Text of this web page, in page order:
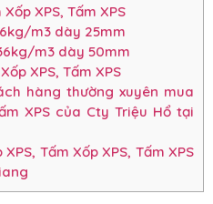
XPS, Tấm XPS
m3 dày 25mm
m3 dày 50mm
XPS, Tấm XPS
hàng thường xuyên mua
XPS của Cty Triệu Hổ tại
Tấm Xốp XPS, Tấm XPS